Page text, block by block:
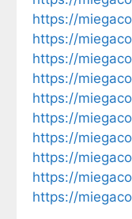
https://
https://
https://
https://
https://
https://
https://
https://
https://
https://